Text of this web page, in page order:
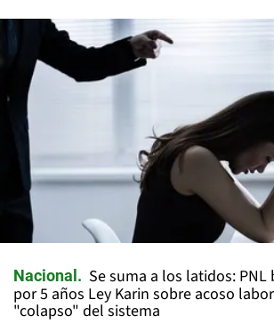
Nacional
Se suma a los latidos:
por 5 años Ley Karin sobre acoso
"colapso" del sistema